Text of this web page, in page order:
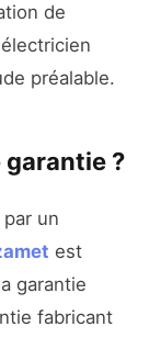
de
préalable.
?
un
est
garantie
fabricant